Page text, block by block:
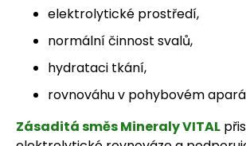
elektrolytické prostředí,
normální činnost svalů,
hydrataci tkání,
rovnováhu v pohybovém
Zásaditá směs Mineraly VITAL